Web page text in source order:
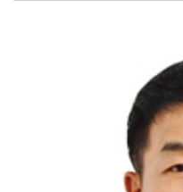
폭염·가뭄·고수온 비상…농·
[강소기업을 키우자] 궁전제과